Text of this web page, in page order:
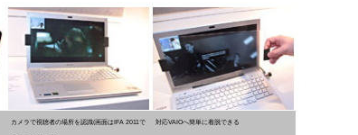
カメラで視聴者の場所を認識(画面はIFA 2011で 対応VAIOへ簡単に着脱できる